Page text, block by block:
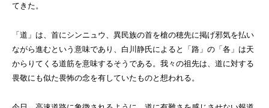
てきた。
「道」は、首にシンニュウ、異民族の首を槍の穂先に掲げ邪気を払い
ながら進むという意味であり、白川静氏によると「路」の「各」は天
からりてくる道筋を意味するそうである。我々の祖先は、道に対する
畏敬にも似た畏怖の念を有していたものと想われる。